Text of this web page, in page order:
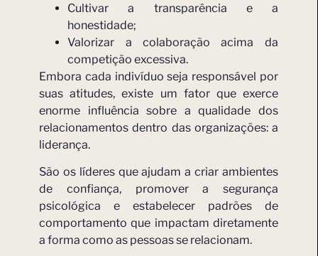
Cultivar a transparência e a
honestidade;
Valorizar a colaboração acima da
competição excessiva.
Embora cada indivíduo seja responsável por
suas atitudes, existe um fator que exerce
enorme influência sobre a qualidade dos
relacionamentos dentro das organizações: a
liderança.
São os líderes que ajudam a criar ambientes
de confiança, promover a segurança
psicológica e estabelecer padrões de
comportamento que impactam diretamente
a forma como as pessoas se relacionam.